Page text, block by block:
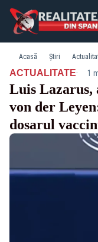
Acasă Știri
ACTUALITATE· 1
Luis Lazarus,
von der
dosarul